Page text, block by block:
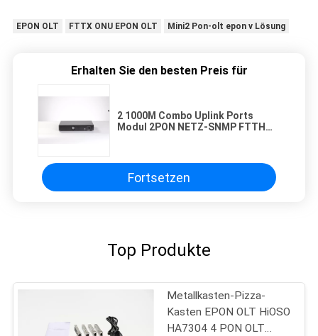
EPON OLT FTTX ONU EPON OLT Mini2 Pon-olt epon v Lösung
Erhalten Sie den besten Preis für
2 1000M Combo Uplink Ports
Modul 2PON NETZ-SNMP FTTH
Fortsetzen
Top Produkte
Metallkasten-Pizza-
Kasten EPON OLT HiOSO
HA7304 4 PON OLT